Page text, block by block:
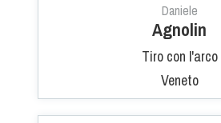
Daniele
Agnolin
Tiro con l'arco
Veneto
Guida
Tiro di
English e